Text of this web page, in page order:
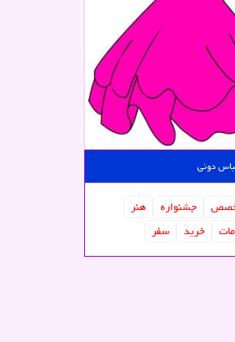
دونی
جشنواره
هنر
خرید سفر